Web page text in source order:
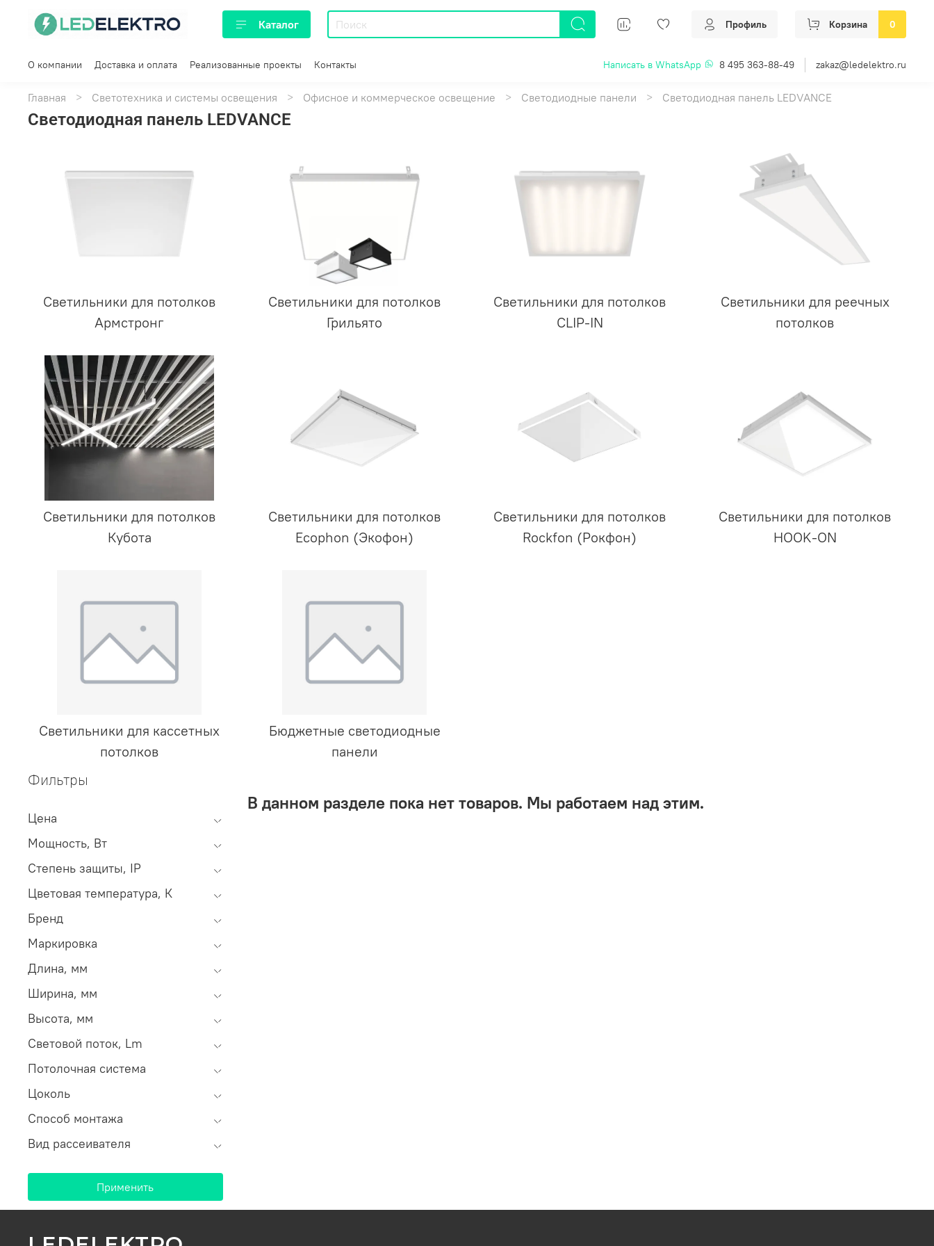
Каталог Профиль Корзина 0
О компании Доставка и оплата Реализованные проекты Контакты Написать в WhatsApp 8 495 363-88-49 zakaz@ledelektro.ru
Главная Светотехника и системы освещения Офисное и коммерческое освещение Светодиодные панели Светодиодная панель LEDVANCE
Светодиодная панель LEDVANCE
Светильники для потолков
Армстронг
Светильники для потолков
Грильято
Светильники для потолков
CLIP-IN
Светильники для реечных
потолков
Светильники для потолков
Кубота
Светильники для потолков
Ecophon (Экофон)
Светильники для потолков
Rockfon (Рокфон)
Светильники для потолков
HOOK-ON
Светильники для кассетных
потолков
Бюджетные светодиодные
панели
В данном разделе пока нет товаров. Мы работаем над этим.
Фильтры
Цена
Мощность, Вт
Степень защиты, IP
Цветовая температура, К
Бренд
Маркировка
Длина, мм
Ширина, мм
Высота, мм
Световой поток, Lm
Потолочная система
Цоколь
Способ монтажа
Вид рассеивателя
Применить